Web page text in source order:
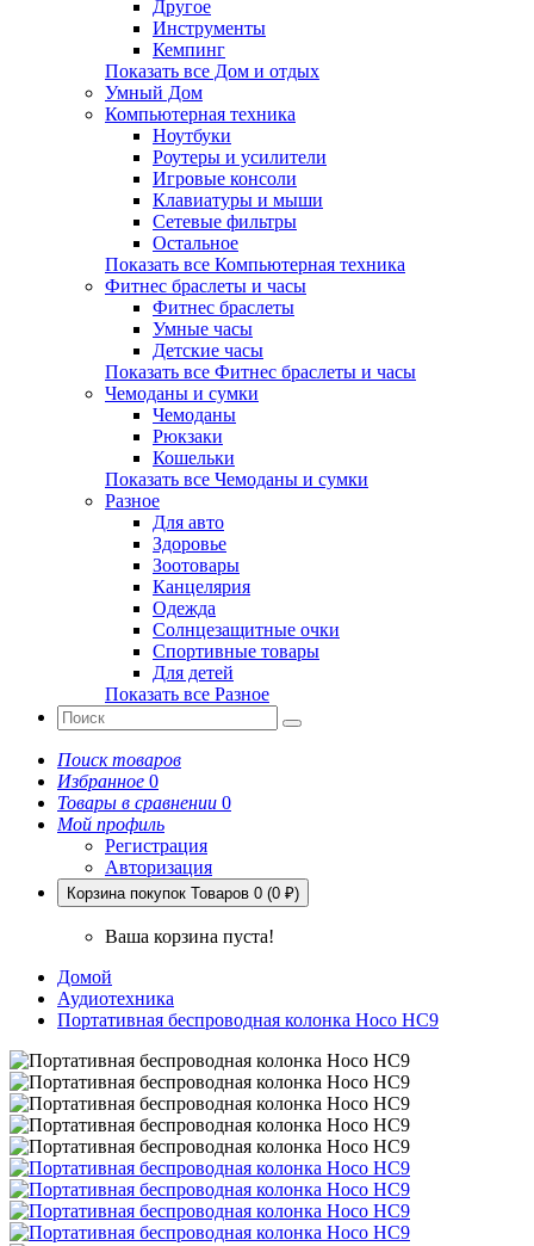
Другое
Инструменты
Кемпинг
Показать все Дом и отдых
Умный Дом
Компьютерная техника
Ноутбуки
Роутеры и усилители
Игровые консоли
Клавиатуры и мыши
Сетевые фильтры
Остальное
Показать все Компьютерная техника
Фитнес браслеты и часы
Фитнес браслеты
Умные часы
Детские часы
Показать все Фитнес браслеты и часы
Чемоданы и сумки
Чемоданы
Рюкзаки
Кошельки
Показать все Чемоданы и сумки
Разное
Для авто
Здоровье
Зоотовары
Канцелярия
Одежда
Солнцезащитные очки
Спортивные товары
Для детей
Показать все Разное
Поиск товаров
Избранное 0
Товары в сравнении 0
Мой профиль
Регистрация
Авторизация
Корзина покупок Товаров 0 (0 ₽)
Ваша корзина пуста!
Домой
Аудиотехника
Портативная беспроводная колонка Hoco HC9